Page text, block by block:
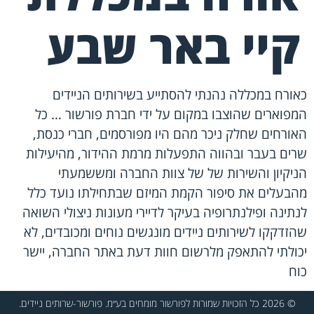
קיי באר שבע
כאורח במכללה נהנתי להסתייע בשירותים הניידים
המפוארים שהוצבו במקום על ידי חברת פורשור … כל
האורחים שחלק ניכר מהם היו מפורסמים, חברי כנסת,
שרים בעבר ובהווה התפעלות מרמת ההידור, מהיעילות
הניקיון והשירות של של צוות החברה ומששמעתי
מהבעלים את סיפור הקמת המיזם שבתחילתו נועד כלל
לנתינה ופילנתרופיה בעיקר לדיירי מעונות ניצולי השואה
שהזדקקו לשירותים ניידים מונגשים נוחים ומכובדים, לא
יכולתי להתאפק מלרשום חוות דעת באתר החברה, יישר
כוח
© 2026 כל הזכויות שמורות לפורשור מומחים בע״מ. פורשור-שרותים ניידים.